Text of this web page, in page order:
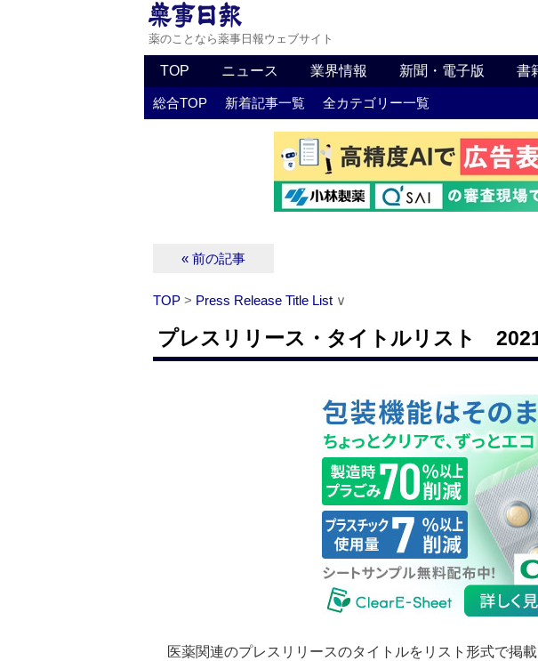
薬のことなら薬事日報ウェブサイト
TOP ニュース 業界情報 新聞・電子版 書
総合TOP 新着記事一覧 全カテゴリー一覧
« 前の記事
TOP > Press Release Title List ∨
プレスリリース・タイトルリスト
医薬関連のプレスリリースのタイトルをリスト形式で掲載